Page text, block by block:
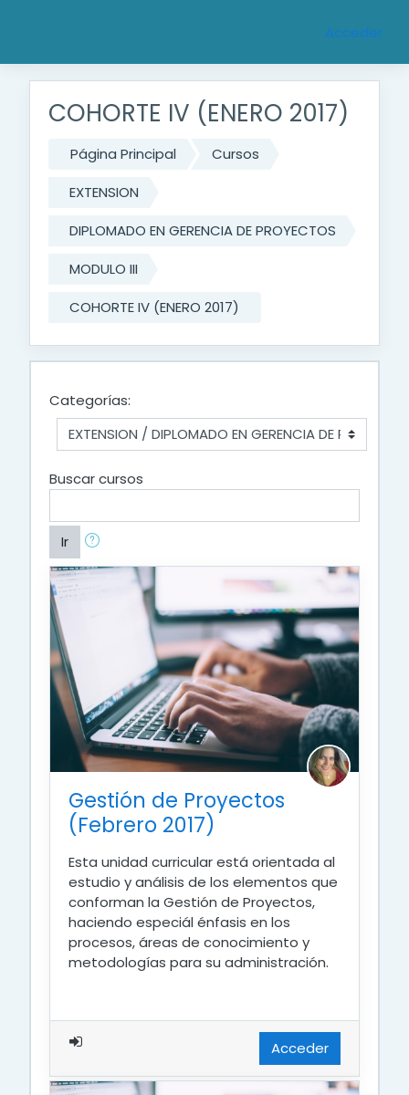
Acceder
COHORTE IV (ENERO 2017)
Página Principal
Cursos
EXTENSION
DIPLOMADO EN GERENCIA DE PROYECTOS
MODULO III
COHORTE IV (ENERO 2017)
Categorías:
Buscar cursos
Ir
Gestión de Proyectos
(Febrero 2017)
Esta unidad curricular está orientada al
estudio y análisis de los elementos que
conforman la Gestión de Proyectos,
haciendo especiál énfasis en los
procesos, áreas de conocimiento y
metodologías para su administración.
Acceder